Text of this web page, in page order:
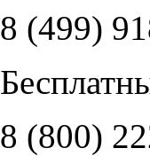
8 (499)
8 (800)